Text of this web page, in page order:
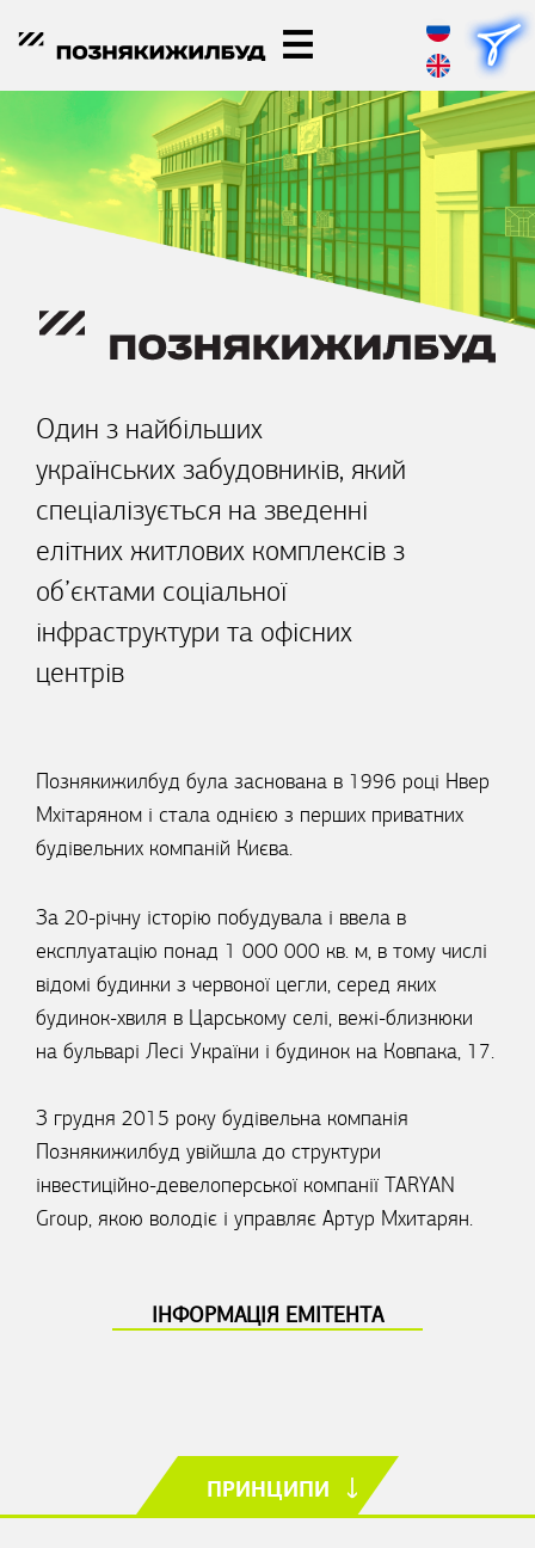
Один з найбільших
українських забудовників, який
спеціалізується на зведенні
елітних житлових комплексів з
об’єктами соціальної
інфраструктури та офісних
центрів
Познякижилбуд була заснована в 1996 році Нвер
Мхітаряном і стала однією з перших приватних
будівельних компаній Києва.
За 20-річну історію побудувала і ввела в
експлуатацію понад 1 000 000 кв. м, в тому числі
відомі будинки з червоної цегли, серед яких
будинок-хвиля в Царському селі, вежі-близнюки
на бульварі Лесі України і будинок на Ковпака, 17.
З грудня 2015 року будівельна компанія
Познякижилбуд увійшла до структури
інвестиційно-девелоперської компанії TARYAN
Group, якою володіє і управляє Артур Мхитарян.
ІНФОРМАЦІЯ ЕМІТЕНТА
ПРИНЦИПИ